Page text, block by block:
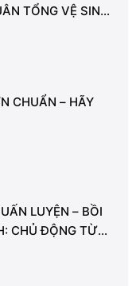
TỔNG VỆ SINH
CHUẨN – HÃY
LUYỆN – BỒI
CHỦ ĐỘNG TỪ